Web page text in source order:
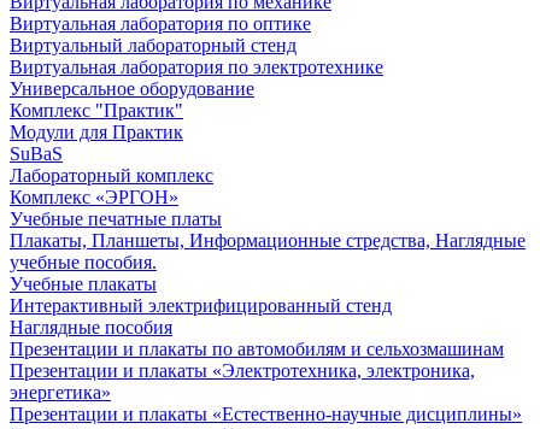
Виртуальная лаборатория по оптике
Виртуальный лабораторный стенд
Виртуальная лаборатория по электротехнике
Универсальное оборудование
Комплекс "Практик"
Модули для Практик
SuBaS
Лабораторный комплекс
Комплекс «ЭРГОН»
Учебные печатные платы
Плакаты, Планшеты, Информационные стредства, Наглядные
учебные пособия.
Учебные плакаты
Интерактивный электрифицированный стенд
Наглядные пособия
Презентации и плакаты по автомобилям и сельхозмашинам
Презентации и плакаты «Электротехника, электроника,
энергетика»
Презентации и плакаты «Естественно-научные дисциплины»